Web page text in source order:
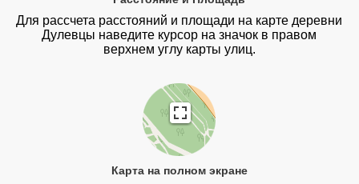
Для рассчета расстояний и площади на карте деревни
Дулевцы наведите курсор на значок в правом
верхнем углу карты улиц.
Карта на полном экране